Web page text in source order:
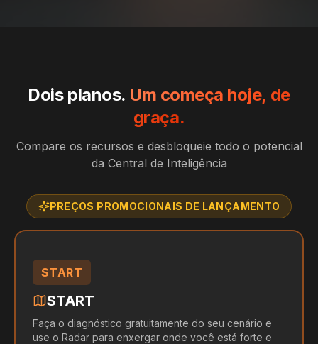
Dois planos. Um começa hoje, de
graça.
Compare os recursos e desbloqueie todo o potencial
da Central de Inteligência
PREÇOS PROMOCIONAIS DE LANÇAMENTO
START
START
Faça o diagnóstico gratuitamente do seu cenário e
use o Radar para enxergar onde você está forte e